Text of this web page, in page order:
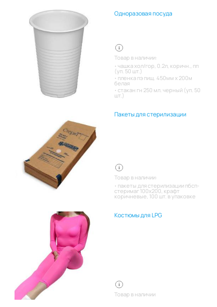
Одноразовая посуда
Товар в наличии:
чашка хол/гор, 0.2л, коричн., пп
(уп. 50 шт.)
пленка пэ пищ. 450мм х 200м
белая
стакан гн 250 мл. черный (уп. 50
шт.)
Пакеты для стерилизации
Товар в наличии:
пакеты для стерилизации пбсп-
стеримаг 100х200, крафт
коричневые, 100 шт. в упаковке
Костюмы для LPG
Товар в наличии